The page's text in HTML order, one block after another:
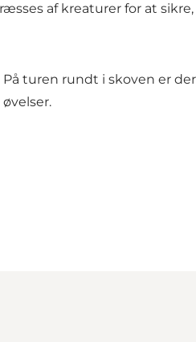
af kreaturer for at
turen rundt i skoven er